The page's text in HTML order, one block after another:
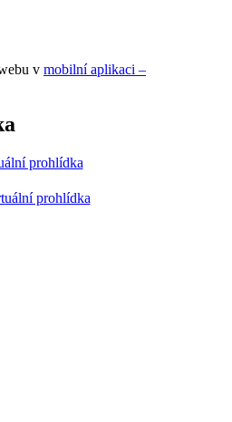
v mobilní aplikaci –
prohlídka